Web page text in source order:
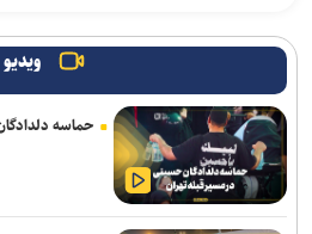
ریزش کاربران، دیزنی و نتفلیکس را به فکر
اعمال ضریب ۲.۷ برای محاسبه قیمت اینترنت بین‌الملل درست نیست
متا فرار مدل هوش مصنوعی خود را در
ویدیو
حماسه